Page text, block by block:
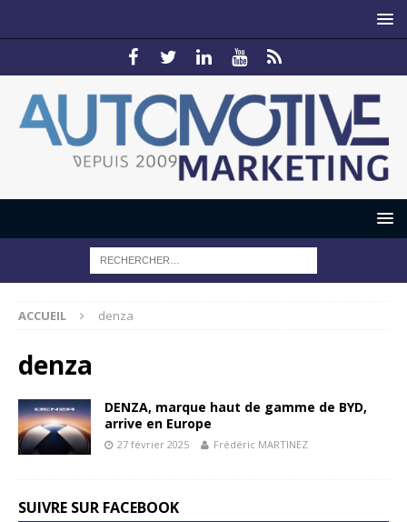
ACCUEIL denza
denza
DENZA, marque haut de gamme de BYD,
arrive en Europe
27 février 2025 Frédéric MARTINEZ
SUIVRE SUR FACEBOOK